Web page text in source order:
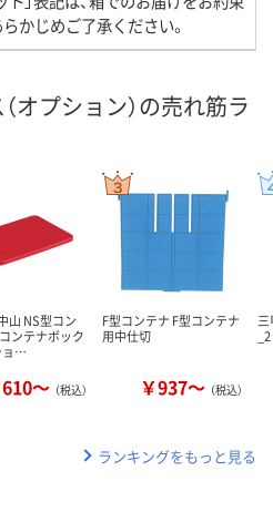
かじめご了承ください。
オプション）の売れ筋ラ
山 NS型コン
ンテナボック
ョ…
～ （税込）
F型コンテナ F型コンテナ
用中仕切
￥937～ （税込）
_2
ランキングをもっと見る